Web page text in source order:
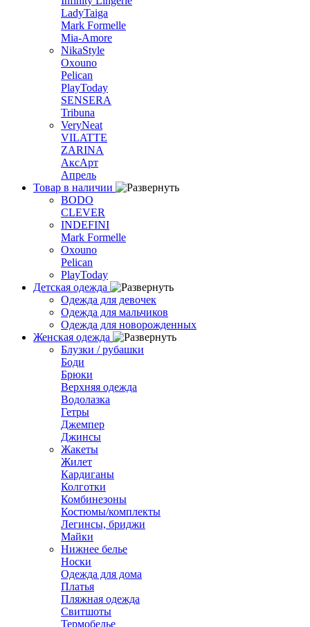
LadyTaiga
Mark Formelle
Mia-Amore
NikaStyle
Oxouno
Pelican
PlayToday
SENSERA
Tribuna
VeryNeat
VILATTE
ZARINA
АксАрт
Апрель
Товар в наличии
BODO
CLEVER
INDEFINI
Mark Formelle
Oxouno
Pelican
PlayToday
Детская одежда
Одежда для девочек
Одежда для мальчиков
Одежда для новорожденных
Женская одежда
Блузки / рубашки
Боди
Брюки
Верхняя одежда
Водолазка
Гетры
Джемпер
Джинсы
Жакеты
Жилет
Кардиганы
Колготки
Комбинезоны
Костюмы/комплекты
Легинсы, бриджи
Майки
Нижнее белье
Носки
Одежда для дома
Платья
Пляжная одежда
Свитшоты
Термобелье